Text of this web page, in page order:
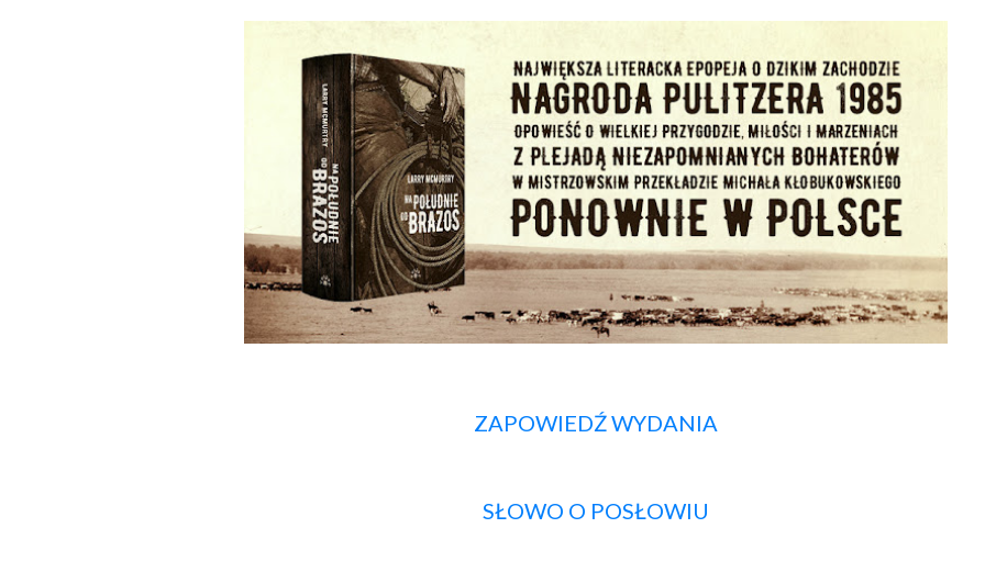
ZAPOWIEDŹ WYDANIA
SŁOWO O POSŁOWIU